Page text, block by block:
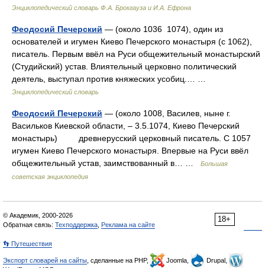
Энциклопедический словарь Ф.А. Брокгауза и И.А. Ефрона
Феодосий Печерский — (около 1036 1074), один из
основателей и игумен Киево Печерского монастыря (с 1062),
писатель. Первым ввёл на Руси общежительный монастырский
(Студийский) устав. Влиятельный церковно политический
деятель, выступал против княжеских усобиц.… …
Энциклопедический словарь
Феодосий Печерский — (около 1008, Василев, ныне г.
Васильков Киевской области, – 3.5.1074, Киево Печерский
монастырь) древнерусский церковный писатель. С 1057
игумен Киево Печерского монастыря. Впервые на Руси ввёл
общежительный устав, заимствованный в… …
Большая
советская энциклопедия
18+
© Академик, 2000-2026
Обратная связь: Техподдержка Реклама на сайте
👣 Путешествия
Экспорт словарей на сайты , сделанные на PHP, Joomla,
Drupal,